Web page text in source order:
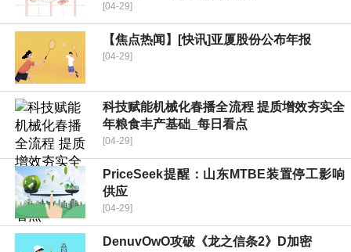
[04-29]
【焦点热闻】[快讯]亚厦股份公布年报
[04-29]
科技赋能机械化春播全流程 提质增效夯实全
年粮食丰产基础_每日看点
[04-29]
PriceSeek提醒：山东MTBE装置停工影响
供应
[04-29]
DenuvOwO攻破《龙之信条2》D加密